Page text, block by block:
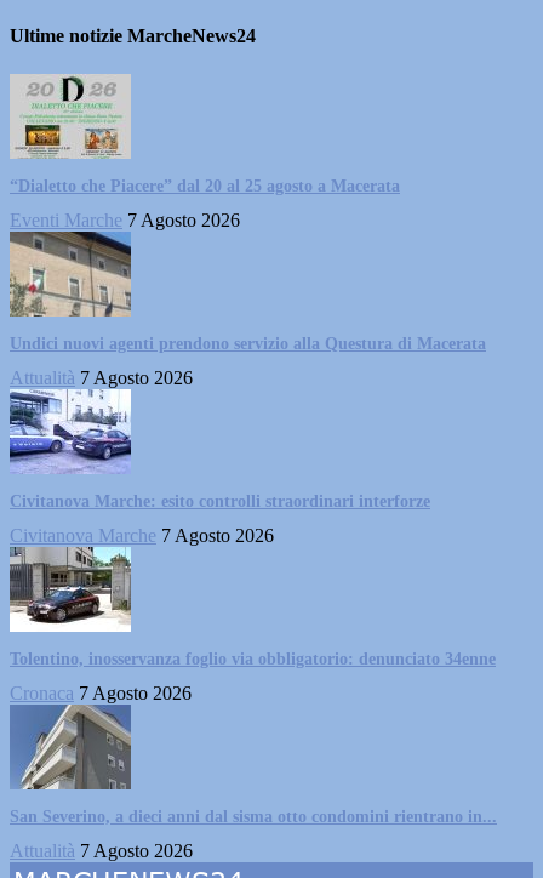
Ultime notizie MarcheNews24
“Dialetto che Piacere” dal 20 al 25 agosto a Macerata
Eventi Marche 7 Agosto 2026
Undici nuovi agenti prendono servizio alla Questura di Macerata
Attualità 7 Agosto 2026
Civitanova Marche: esito controlli straordinari interforze
Civitanova Marche 7 Agosto 2026
Tolentino, inosservanza foglio via obbligatorio: denunciato 34enne
Cronaca 7 Agosto 2026
San Severino, a dieci anni dal sisma otto condomini rientrano in...
Attualità 7 Agosto 2026